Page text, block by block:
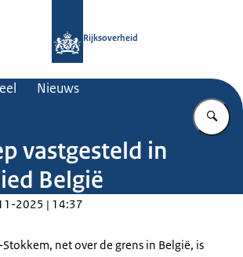
Rijksoverheid
Nieuws
vastgesteld in
België
2025 | 14:37
net over de grens in België, is